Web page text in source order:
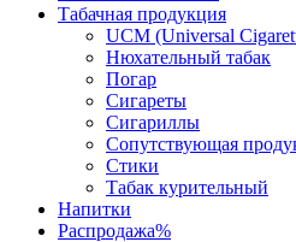
Табачная продукция
UCM (Universal
Нюхательный табак
Погар
Сигареты
Сигариллы
Сопутствующая
Стики
Табак курительный
Напитки
Распродажа%